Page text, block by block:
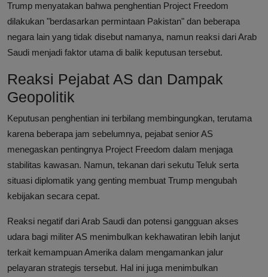
Trump menyatakan bahwa penghentian Project Freedom
dilakukan "berdasarkan permintaan Pakistan" dan beberapa
negara lain yang tidak disebut namanya, namun reaksi dari Arab
Saudi menjadi faktor utama di balik keputusan tersebut.
Reaksi Pejabat AS dan Dampak
Geopolitik
Keputusan penghentian ini terbilang membingungkan, terutama
karena beberapa jam sebelumnya, pejabat senior AS
menegaskan pentingnya Project Freedom dalam menjaga
stabilitas kawasan. Namun, tekanan dari sekutu Teluk serta
situasi diplomatik yang genting membuat Trump mengubah
kebijakan secara cepat.
Reaksi negatif dari Arab Saudi dan potensi gangguan akses
udara bagi militer AS menimbulkan kekhawatiran lebih lanjut
terkait kemampuan Amerika dalam mengamankan jalur
pelayaran strategis tersebut. Hal ini juga menimbulkan